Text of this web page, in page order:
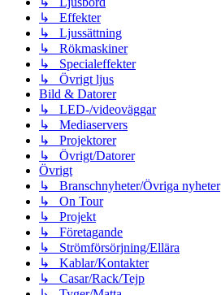
↳ Effekter
↳ Ljussättning
↳ Rökmaskiner
↳ Specialeffekter
↳ Övrigt ljus
Bild & Datorer
↳ LED-/videoväggar
↳ Mediaservers
↳ Projektorer
↳ Övrigt/Datorer
Övrigt
↳ Branschnyheter/Övriga nyheter
↳ On Tour
↳ Projekt
↳ Företagande
↳ Strömförsörjning/Ellära
↳ Kablar/Kontakter
↳ Casar/Rack/Tejp